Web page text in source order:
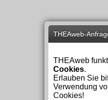
THEAweb-
THEAweb
Cookies.
Erlauben Sie
Verwendung
Cookies!